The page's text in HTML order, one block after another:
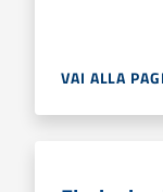
VAI ALLA